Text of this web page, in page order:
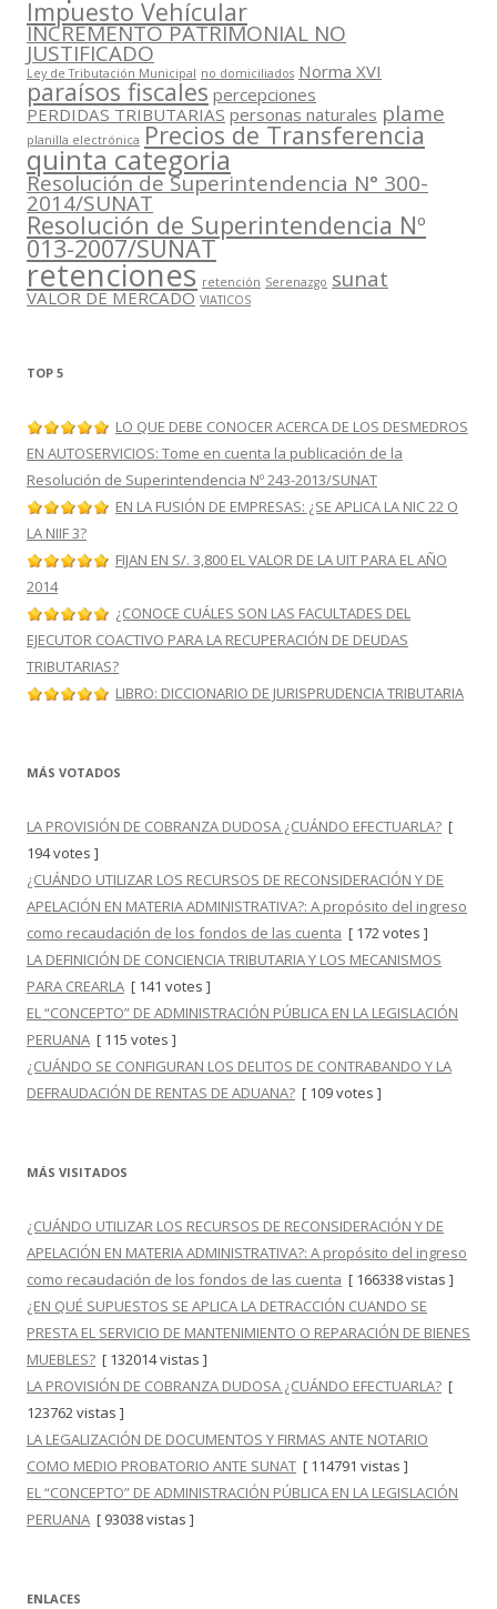
Impuesto Vehícular
INCREMENTO PATRIMONIAL NO
JUSTIFICADO
Ley de Tributación Municipal no domiciliados Norma XVI
paraísos fiscales percepciones
PERDIDAS TRIBUTARIAS personas naturales plame
planilla electrónica Precios de Transferencia
quinta categoria
Resolución de Superintendencia N° 300-
2014/SUNAT
Resolución de Superintendencia Nº
013-2007/SUNAT
retenciones retención Serenazgo sunat
VALOR DE MERCADO VIATICOS
TOP 5
LO QUE DEBE CONOCER ACERCA DE LOS DESMEDROS
EN AUTOSERVICIOS: Tome en cuenta la publicación de la
Resolución de Superintendencia Nº 243-2013/SUNAT
EN LA FUSIÓN DE EMPRESAS: ¿SE APLICA LA NIC 22 O
LA NIIF 3?
FIJAN EN S/. 3,800 EL VALOR DE LA UIT PARA EL AÑO
2014
¿CONOCE CUÁLES SON LAS FACULTADES DEL
EJECUTOR COACTIVO PARA LA RECUPERACIÓN DE DEUDAS
TRIBUTARIAS?
LIBRO: DICCIONARIO DE JURISPRUDENCIA TRIBUTARIA
MÁS VOTADOS
LA PROVISIÓN DE COBRANZA DUDOSA ¿CUÁNDO EFECTUARLA? [
194 votes ]
¿CUÁNDO UTILIZAR LOS RECURSOS DE RECONSIDERACIÓN Y DE
APELACIÓN EN MATERIA ADMINISTRATIVA?: A propósito del ingreso
como recaudación de los fondos de las cuenta [ 172 votes ]
LA DEFINICIÓN DE CONCIENCIA TRIBUTARIA Y LOS MECANISMOS
PARA CREARLA [ 141 votes ]
EL “CONCEPTO” DE ADMINISTRACIÓN PÚBLICA EN LA LEGISLACIÓN
PERUANA [ 115 votes ]
¿CUÁNDO SE CONFIGURAN LOS DELITOS DE CONTRABANDO Y LA
DEFRAUDACIÓN DE RENTAS DE ADUANA? [ 109 votes ]
MÁS VISITADOS
¿CUÁNDO UTILIZAR LOS RECURSOS DE RECONSIDERACIÓN Y DE
APELACIÓN EN MATERIA ADMINISTRATIVA?: A propósito del ingreso
como recaudación de los fondos de las cuenta [ 166338 vistas ]
¿EN QUÉ SUPUESTOS SE APLICA LA DETRACCIÓN CUANDO SE
PRESTA EL SERVICIO DE MANTENIMIENTO O REPARACIÓN DE BIENES
MUEBLES? [ 132014 vistas ]
LA PROVISIÓN DE COBRANZA DUDOSA ¿CUÁNDO EFECTUARLA? [
123762 vistas ]
LA LEGALIZACIÓN DE DOCUMENTOS Y FIRMAS ANTE NOTARIO
COMO MEDIO PROBATORIO ANTE SUNAT [ 114791 vistas ]
EL “CONCEPTO” DE ADMINISTRACIÓN PÚBLICA EN LA LEGISLACIÓN
PERUANA [ 93038 vistas ]
ENLACES